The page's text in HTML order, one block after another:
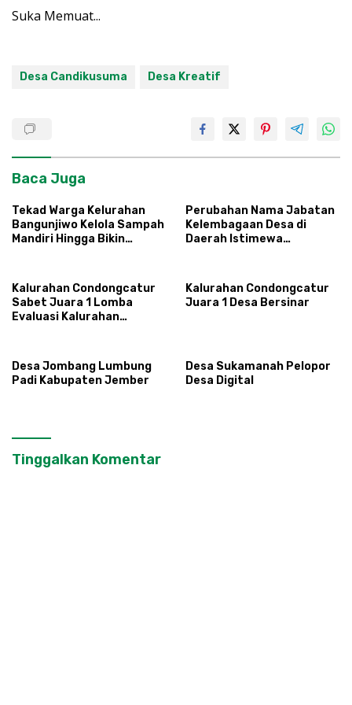
Suka Memuat...
Desa Candikusuma Desa Kreatif
Baca Juga
Tekad Warga Kelurahan
Bangunjiwo Kelola Sampah
Mandiri Hingga Bikin
Perubahan Nama Jabatan
Kelembagaan Desa di
Daerah Istimewa
Kalurahan Condongcatur
Sabet Juara 1 Lomba
Evaluasi Kalurahan
Kalurahan Condongcatur
Juara 1 Desa Bersinar
Desa Jombang Lumbung
Padi Kabupaten Jember
Desa Sukamanah Pelopor
Desa Digital
Tinggalkan Komentar